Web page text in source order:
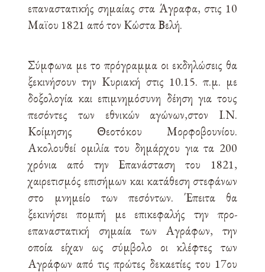
επαναστατικής σημαίας στα Άγραφα, στις 10
Μαϊου 1821 από τον Κώστα Βελή.
Σύμφωνα με το πρόγραμμα οι εκδηλώσεις θα
ξεκινήσουν την Κυριακή στις 10.15. π.μ. με
δοξολογία και επιμνημόσυνη δέηση για τους
πεσόντες των εθνικών αγώνων,στον Ι.Ν.
Κοίμησης Θεοτόκου Μορφοβουνίου.
Ακολουθεί ομιλία του δημάρχου για τα 200
χρόνια από την Επανάσταση του 1821,
χαιρετισμός επισήμων και κατάθεση στεφάνων
στο μνημείο των πεσόντων. Έπειτα θα
ξεκινήσει πομπή με επικεφαλής την προ-
επαναστατική σημαία των Αγράφων, την
οποία είχαν ως σύμβολο οι κλέφτες των
Αγράφων από τις πρώτες δεκαετίες του 17ου